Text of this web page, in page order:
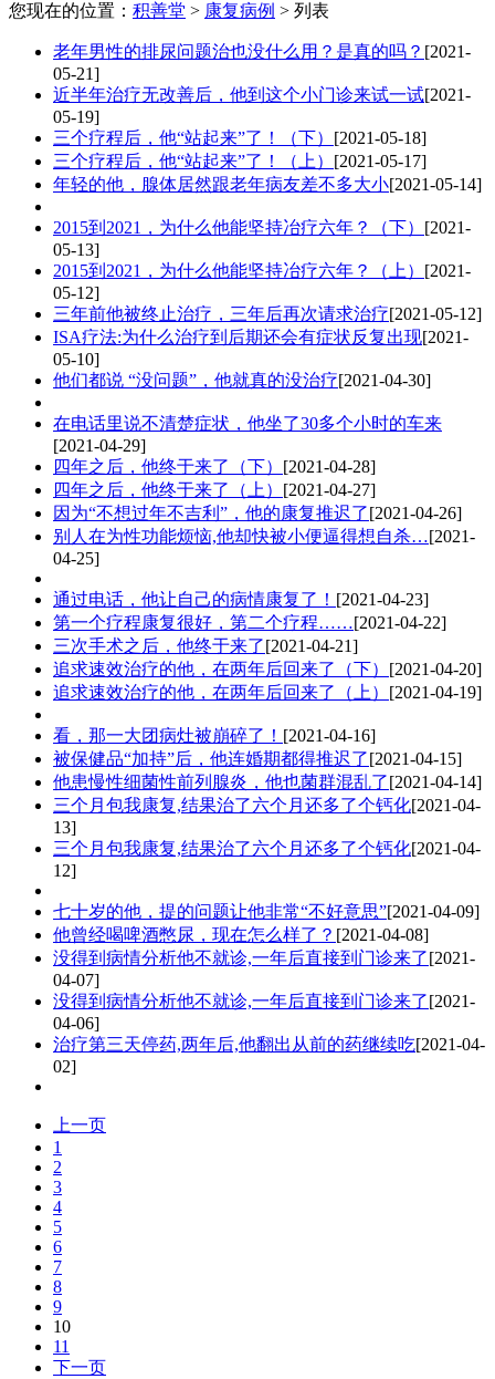
您现在的位置： 积善堂 > 康复病例 > 列表
老年男性的排尿问题治也没什么用？是真的吗？ [2021-
05-21]
近半年治疗无改善后，他到这个小门诊来试一试[2021-
05-19]
三个疗程后，他“站起来”了！（下） [2021-05-18]
三个疗程后，他“站起来”了！（上） [2021-05-17]
年轻的他，腺体居然跟老年病友差不多大小[2021-05-14]
2015到2021，为什么他能坚持冶疗六年？（下） [2021-
05-13]
2015到2021，为什么他能坚持冶疗六年？（上） [2021-
05-12]
三年前他被终止治疗，三年后再次请求治疗[2021-05-12]
ISA疗法:为什么治疗到后期还会有症状反复出现[2021-
05-10]
他们都说 “没问题”，他就真的没治疗[2021-04-30]
在电话里说不清楚症状，他坐了30多个小时的车来
[2021-04-29]
四年之后，他终于来了（下） [2021-04-28]
四年之后，他终于来了（上） [2021-04-27]
因为“不想过年不吉利”，他的康复推迟了[2021-04-26]
别人在为性功能烦恼,他却快被小便逼得想自杀…[2021-
04-25]
通过电话，他让自己的病情康复了！ [2021-04-23]
第一个疗程康复很好，第二个疗程……[2021-04-22]
三次手术之后，他终于来了[2021-04-21]
追求速效治疗的他，在两年后回来了（下） [2021-04-20]
追求速效治疗的他，在两年后回来了（上） [2021-04-19]
看，那一大团病灶被崩碎了！ [2021-04-16]
被保健品“加持”后，他连婚期都得推迟了[2021-04-15]
他患慢性细菌性前列腺炎，他也菌群混乱了[2021-04-14]
三个月包我康复,结果治了六个月还多了个钙化[2021-04-
13]
三个月包我康复,结果治了六个月还多了个钙化[2021-04-
12]
七十岁的他，提的问题让他非常“不好意思”[2021-04-09]
他曾经喝啤酒憋尿，现在怎么样了？ [2021-04-08]
没得到病情分析他不就诊,一年后直接到门诊来了[2021-
04-07]
没得到病情分析他不就诊,一年后直接到门诊来了[2021-
04-06]
治疗第三天停药,两年后,他翻出从前的药继续吃[2021-04-
02]
上一页
1
2
3
4
5
6
7
8
9
10
11
下一页